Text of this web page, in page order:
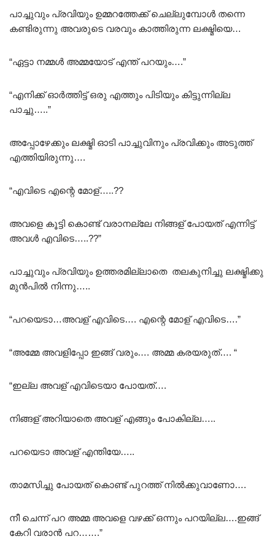
പാച്ചുവും പ്രവിയും ഉമ്മറത്തേക്ക് ചെല്ലുമ്പോൾ തന്നെ
കണ്ടിരുന്നു അവരുടെ വരവും കാത്തിരുന്ന ലക്ഷ്മിയെ…
“ഏട്ടാ നമ്മൾ അമ്മയോട് എന്ത് പറയും….”
“എനിക്ക് ഓർത്തിട്ട് ഒരു എത്തും പിടിയും കിട്ടുന്നില്ല
പാച്ചു…..”
അപ്പോഴേക്കും ലക്ഷ്മി ഓടി പാച്ചുവിനും പ്രവിക്കും അടുത്ത്
എത്തിയിരുന്നു….
“എവിടെ എന്റെ മോള്…..??
അവളെ കൂട്ടി കൊണ്ട് വരാനല്ലേ നിങ്ങള് പോയത് എന്നിട്ട്
അവൾ എവിടെ…..??”
പാച്ചുവും പ്രവിയും ഉത്തരമില്ലാതെ തലകുനിച്ചു ലക്ഷ്മിക്കു
മുൻപിൽ നിന്നു…..
“പറയെടാ…അവള് എവിടെ…. എന്റെ മോള് എവിടെ….”
“അമ്മേ അവളിപ്പോ ഇങ്ങ് വരും…. അമ്മ കരയരുത്…. “
“ഇല്ല അവള് എവിടെയാ പോയത്….
നിങ്ങള് അറിയാതെ അവള് എങ്ങും പോകില്ല…..
പറയെടാ അവള് എന്തിയേ…..
താമസിച്ചു പോയത് കൊണ്ട് പുറത്ത് നിൽക്കുവാണോ….
നീ ചെന്ന് പറ അമ്മ അവളെ വഴക്ക് ഒന്നും പറയില്ല….ഇങ്ങ്
കേറി വരാൻ പറ…….”